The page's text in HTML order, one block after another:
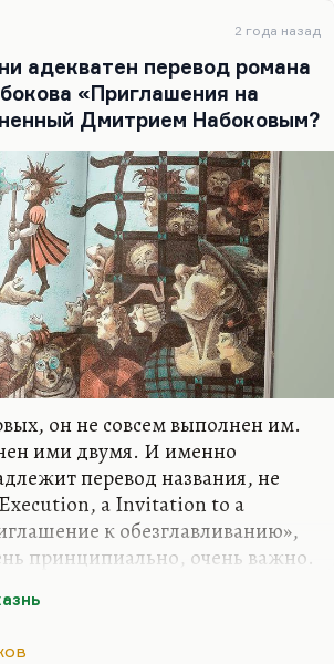
часто иррациональными
бредом, слишком часто этим
Ведь те люди, которые
2 года назад
адекватен перевод романа
«Приглашения на
Дмитрием Набоковым?
он не совсем выполнен им.
ими двумя. И именно
перевод названия, не
а Invitation to a
к обезглавливанию»,
принципиально, очень важно.
то вещи там непереводимы.
часы, и их отгул, перегул и